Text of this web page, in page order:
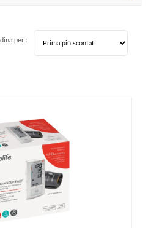
per :